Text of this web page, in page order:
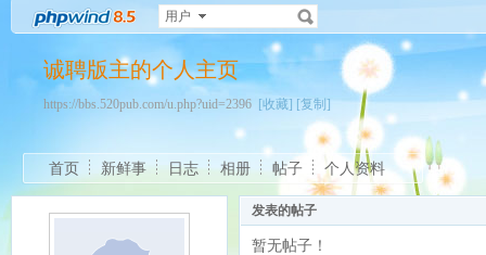
用户
诚聘版主的个人主页
https://bbs.520pub.com/u.php?uid=2396 [收藏] [复制]
首页 新鲜事 日志 相册 帖子 个人资料
发表的帖子
暂无帖子！